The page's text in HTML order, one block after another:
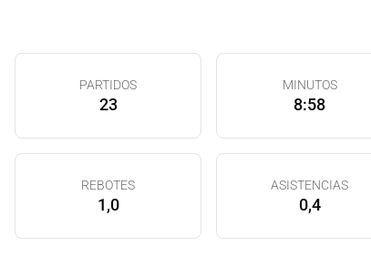
PARTIDOS
23
MINUTOS
8:58
REBOTES
1,0
ASISTENCIAS
0,4